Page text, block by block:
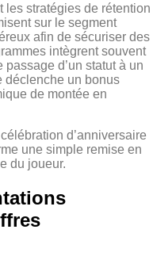
les stratégies de rétention
sur le segment
afin de sécuriser des
intègrent souvent
d’un statut à un
déclenche un bonus
de montée en
d’anniversaire
une simple remise en
du joueur.